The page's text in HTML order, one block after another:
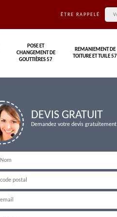
ÊTRE RAPPELÉ
POSE ET
CHANGEMENT DE
GOUTTIÈRES 57
REMANIEMENT DE
TOITURE ET TUILE 57
DEVIS GRATUIT
Demandez votre devis gratuitement